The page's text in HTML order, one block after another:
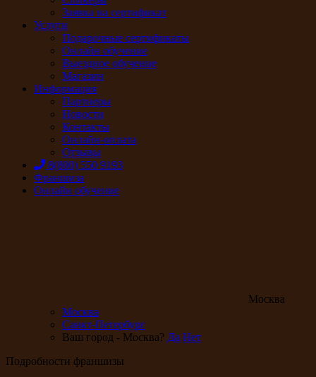
Заявка на сертификат
Услуги
Подарочные сертификаты
Онлайн обучение
Выездное обучение
Магазин
Информация
Партнеры
Новости
Контакты
Онлайн-оплата
Отзывы
8(800) 550 9193
Франшиза
Онлайн обучение
Москва
Москва
Санкт-Петербург
Ваш город - Москва? Да Нет
Подробности франшизы